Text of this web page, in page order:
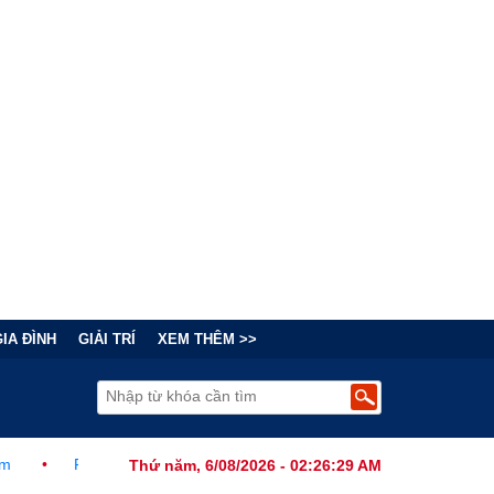
ĐÌNH GIẢI TRÍ XEM THÊM >>
Thứ năm, 6/08/2026 - 02:26:31 AM
Thức Ban Hành Lệnh Cấm Robot Hút Bụi Thông Minh Sản Xuất